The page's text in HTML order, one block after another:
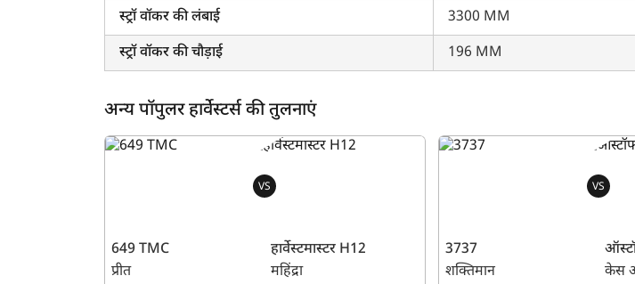
स्ट्रॉ वॉकर की लंबाई
3300 MM
स्ट्रॉ वॉकर की चौड़ाई
196 MM
अन्य पॉपुलर हार्वेस्टर्स की तुलनाएं
VS
649 TMC
प्रीत
हार्वेस्टमास्टर H12
महिंद्रा
VS
3737
शक्तिमान
केस